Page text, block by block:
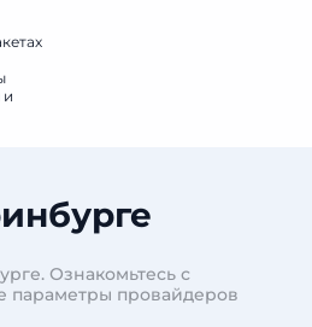
и
Ознакомьтесь с
параметры провайдеров